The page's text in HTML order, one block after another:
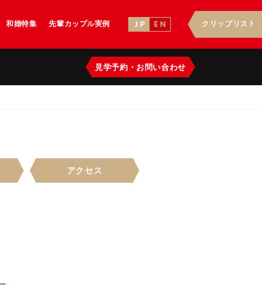
和婚特集 先輩カップル実例 J P E N クリップリスト
見学予約 ・ お問い合わせ
アクセス